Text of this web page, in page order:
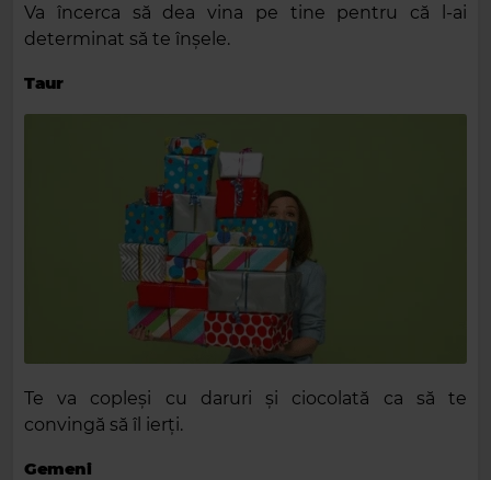
Va încerca să dea vina pe tine pentru că l-ai
determinat să te înșele.
Taur
Te va copleși cu daruri și ciocolată ca să te
convingă să îl ierți.
Gemeni